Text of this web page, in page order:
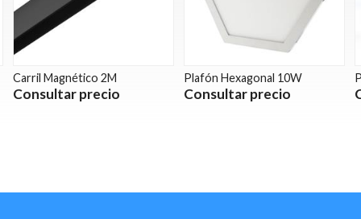
Carril Magnético 2M
Consultar precio
Plafón Hexagonal 10W
Consultar precio